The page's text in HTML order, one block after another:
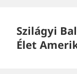
Szilágyi
Élet